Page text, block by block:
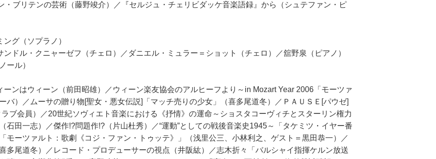
ブリテンの芸術（藤野竣介）／『セルジュ・チェリビダッケ音楽語録』から（シュテファン・ピ
グ（ソプラノ）
ドル・クニャーゼフ（チェロ）／ダニエル・ミュラー＝ショット（チェロ）／舘野泉（ピアノ）
ール）
ンはウィーン（前田昭雄）／ウィーン楽友協会のアルヒーフより～in Mozart Year 2006「モーツァ
バ）／ムーサの贈り物[聖女・悪女伝説]「マッチ売りの少女」（喜多尾道冬）／ＰＡＵＳＥ[パウゼ]
ブ会員）／20世紀ソヴィエト音楽における《抒情》の運命～ショスタコーヴィチとスターリン権力
石田一志）／傑作!?問題作!?（片山杜秀）／“運動”としての戦後音楽史1945～「タケミツ・イヤー番
モーツァルト：歌劇《コジ・ファン・トゥッテ》」（浅里公三、小林利之、ゲスト＝黒田恭一）／
多尾道冬）／レコード・プロデューサーの視点（井阪紘）／志木折々「バルシャイ指揮ケルン放送